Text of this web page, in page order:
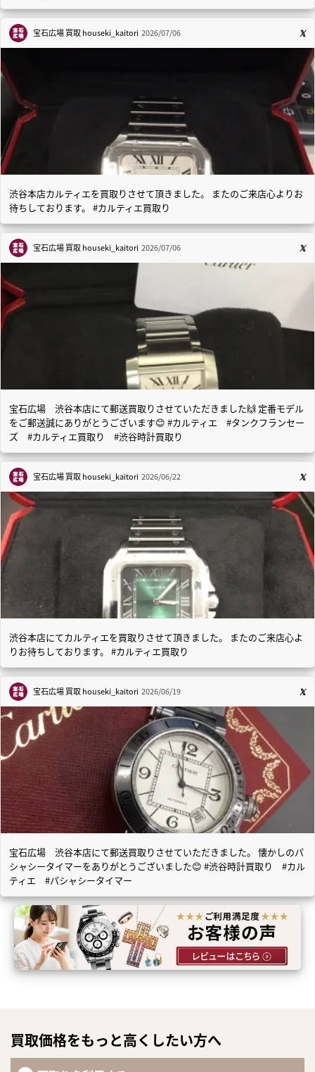
宝石広場 買取houseki_kaitori 2026/07/06
渋谷本店カルティエを買取りさせて頂きました。 またのご来店心よりお
待ちしております。 #カルティエ買取り
宝石広場 買取houseki_kaitori 2026/07/06
宝石広場 渋谷本店にて郵送買取りさせていただきました🙌 定番モデル
をご郵送誠にありがとうございます😊 #カルティエ #タンクフランセー
ズ #カルティエ買取り #渋谷時計買取り
宝石広場 買取houseki_kaitori 2026/06/22
渋谷本店にてカルティエを買取りさせて頂きました。 またのご来店心よ
りお待ちしております。 #カルティエ買取り
宝石広場 買取houseki_kaitori 2026/06/19
宝石広場 渋谷本店にて郵送買取りさせていただきました。 懐かしのパ
シャシータイマーをありがとうございました😊 #渋谷時計買取り #カル
ティエ #パシャシータイマー
買取価格をもっと高くしたい方へ